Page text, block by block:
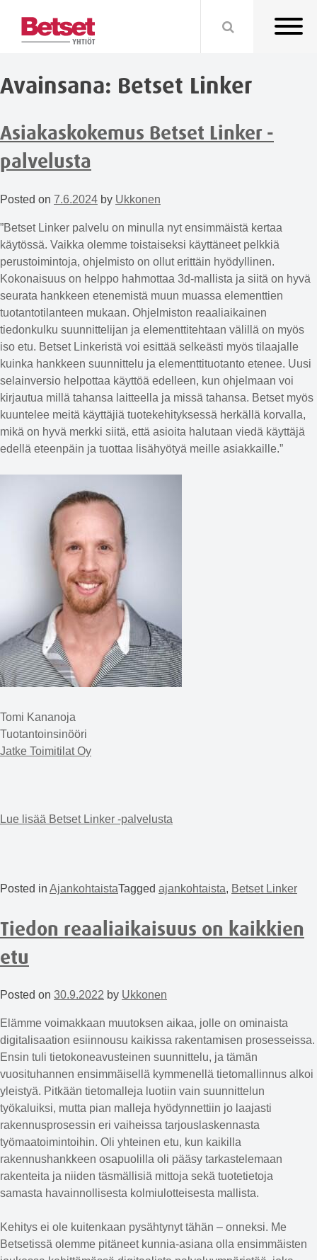
Avainsana: Betset Linker
Asiakaskokemus Betset Linker -
palvelusta
Posted on 7.6.2024 by Ukkonen
”Betset Linker palvelu on minulla nyt ensimmäistä kertaa
käytössä. Vaikka olemme toistaiseksi käyttäneet pelkkiä
perustoimintoja, ohjelmisto on ollut erittäin hyödyllinen.
Kokonaisuus on helppo hahmottaa 3d-mallista ja siitä on hyvä
seurata hankkeen etenemistä muun muassa elementtien
tuotantotilanteen mukaan. Ohjelmiston reaaliaikainen
tiedonkulku suunnittelijan ja elementtitehtaan välillä on myös
iso etu. Betset Linkeristä voi esittää selkeästi myös tilaajalle
kuinka hankkeen suunnittelu ja elementtituotanto etenee. Uusi
selainversio helpottaa käyttöä edelleen, kun ohjelmaan voi
kirjautua millä tahansa laitteella ja missä tahansa. Betset myös
kuuntelee meitä käyttäjiä tuotekehityksessä herkällä korvalla,
mikä on hyvä merkki siitä, että asioita halutaan viedä käyttäjä
edellä eteenpäin ja tuottaa lisähyötyä meille asiakkaille.”
Tomi Kananoja
Tuotantoinsinööri
Jatke Toimitilat Oy
Lue lisää Betset Linker -palvelusta
Posted in AjankohtaistaTagged ajankohtaista, Betset Linker
Tiedon reaaliaikaisuus on kaikkien
etu
Posted on 30.9.2022 by Ukkonen
Elämme voimakkaan muutoksen aikaa, jolle on ominaista
digitalisaation esiinnousu kaikissa rakentamisen prosesseissa.
Ensin tuli tietokoneavusteinen suunnittelu, ja tämän
vuosituhannen ensimmäisellä kymmenellä tietomallinnus alkoi
yleistyä. Pitkään tietomalleja luotiin vain suunnittelun
työkaluiksi, mutta pian malleja hyödynnettiin jo laajasti
rakennusprosessin eri vaiheissa tarjouslaskennasta
työmaatoimintoihin. Oli yhteinen etu, kun kaikilla
rakennushankkeen osapuolilla oli pääsy tarkastelemaan
rakenteita ja niiden täsmällisiä mittoja sekä tuotetietoja
samasta havainnollisesta kolmiulotteisesta mallista.
Kehitys ei ole kuitenkaan pysähtynyt tähän – onneksi. Me
Betsetissä olemme pitäneet kunnia-asiana olla ensimmäisten